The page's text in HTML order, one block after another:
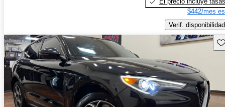
$442/mes
Verif. disponibilidad